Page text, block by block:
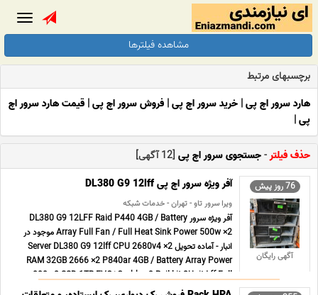
مشاهده فیلترها
برچسبهای مرتبط
هارد سرور اچ پی| خرید سرور اچ پی| فروش سرور اچ پی| قیمت هارد سرور اچ
پی|
حذف فیلتر-جستجوی سرور اچ پی [12 آگهی]
76 روز پیش
آگهی رایگان
آفر ویژه سرور اچ پی DL380 G9 12lff
ویرا سرور تاو - تهران - خدمات شبکه
آفر ویژه سرور DL380 G9 12LFF Raid P440 4GB / Battery
Array Full Fan / Full Heat Sink Power 500w ×2 موجود در
انبار - آماده تحویل Server DL380 G9 12lff CPU 2680v4 ×2
RAM 32GB 2666 ×2 P840ar 4GB / Battery Array Power
800 ×2 SSD 1TB EVO+Caddy ×3 Rail kit 2Unit Lff Full
Fan & Heat ... ...